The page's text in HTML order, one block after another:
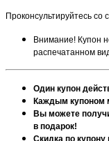
Проконсультируйтесь
Внимание! Купон
распечатанном
Один купон
Каждым купоном
Вы можете
в подарок!
Скидка по